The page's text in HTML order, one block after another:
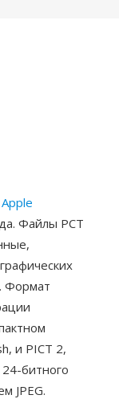
Apple
Файлы PCT
Формат
и PICT 2,
битного
JPEG.